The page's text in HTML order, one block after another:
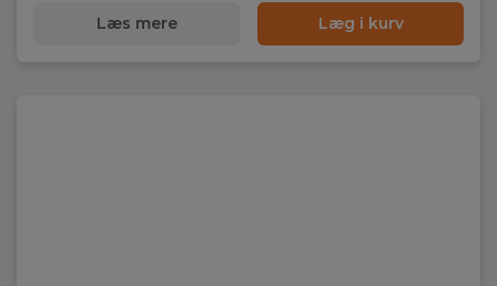
Læs mere Læg i kurv